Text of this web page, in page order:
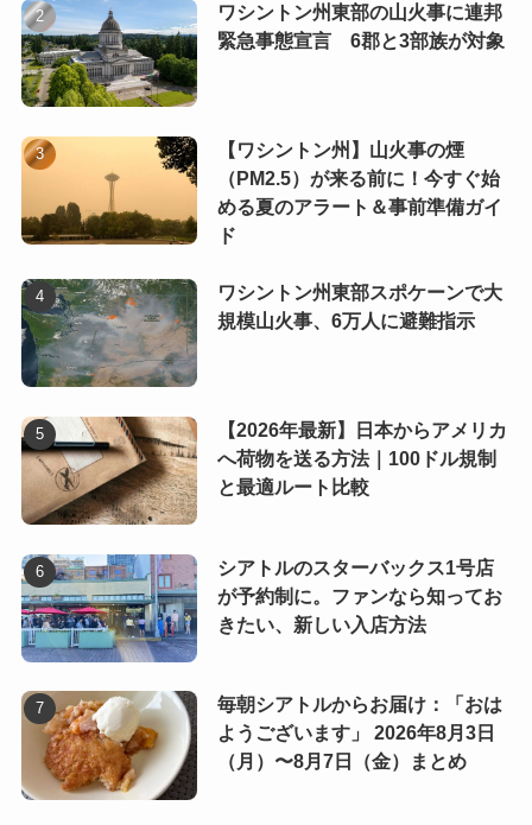
ワシントン州東部の山火事に連邦
緊急事態宣言 6郡と3部族が対象
【ワシントン州】山火事の煙
（PM2.5）が来る前に！今すぐ始
める夏のアラート＆事前準備ガイ
ド
ワシントン州東部スポケーンで大
規模山火事、6万人に避難指示
【2026年最新】日本からアメリカ
へ荷物を送る方法｜100ドル規制
と最適ルート比較
シアトルのスターバックス1号店
が予約制に。ファンなら知ってお
きたい、新しい入店方法
毎朝シアトルからお届け：「おは
ようございます」 2026年8月3日
（月）〜8月7日（金）まとめ